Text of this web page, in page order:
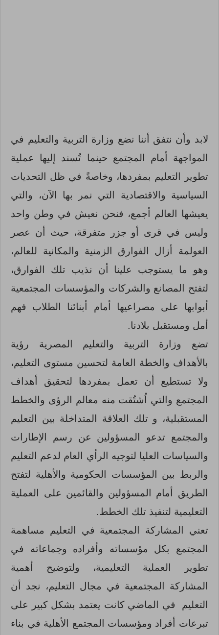
لابد وأن نتفق أننا نضع وزارة التربية والتعليم في
المواجهة أمام المجتمع حينما تُسند إليها عملية
تطوير التعليم بمفردها، وخاصةً في ظل التحديات
السياسية والاقتصادية التي نمر بها الآن، والتي
يعيشها العالم أجمع، فنحن نعيش في وطن واحد
وليس في قرى أو جزر متفرقة، حيث أن عصر
العولمة أزال الفوارق الزمنية والمكانية للعالم،
وهو ما يستوجب علينا أن نذيب تلك الفوارق،
لتفتح المصانع والشركات والمؤسسات المجتمعية
أبوابها على مصراعيها أمام أبنائنا الطلاب فهم
أمل ومستقبل بلادنا.
تضع وزارة التربية والتعليم المصرية رؤية
بالأهداف والخطة العامة لتحسين مستوى التعليم،
ولا تستطيع أن تعمل بمفردها لتحقيق أهداف
المجتمع والتي اُشتُقت منه معالم الرؤى والخطط
المستقبلية، و تلك العلاقة المتداخلة بين التعليم
والمجتمع تدعو المسؤولين عن رسم الإطارات
والسياسات العليا لتوجيه الرأي العام لدعم التعليم
والربط بين المؤسسات الحكومية والأهلية لتفتح
الطريق أمام المسؤولين والقائمين على العملية
التعليمية لتنفيذ تلك الخطط.
تعني المشاركة المجتمعية في التعليم مساهمة
المجتمع بكل مؤسساته وأفراده وجماعاته في
تطوير العملية التعليمية، ولتوضيح أهمية
المشاركة المجتمعية في مجال التعليم، نجد أن
التعليم في الماضي كانت يعتمد بشكل كبير على
تبرعات أفراد ومؤسسات المجتمع الأهلية في بناء